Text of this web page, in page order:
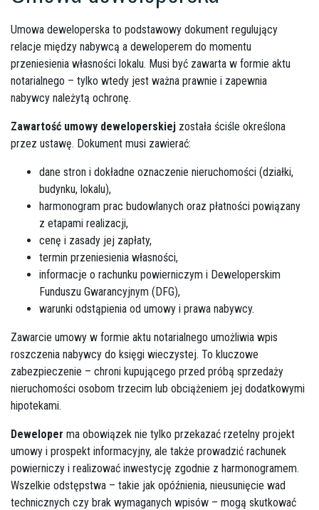
Umowa deweloperska to podstawowy dokument regulujący
relacje między nabywcą a deweloperem do momentu
przeniesienia własności lokalu. Musi być zawarta w formie aktu
notarialnego – tylko wtedy jest ważna prawnie i zapewnia
nabywcy należytą ochronę.
Zawartość umowy deweloperskiej została ściśle określona
przez ustawę. Dokument musi zawierać:
dane stron i dokładne oznaczenie nieruchomości (działki,
budynku, lokalu),
harmonogram prac budowlanych oraz płatności powiązany
z etapami realizacji,
cenę i zasady jej zapłaty,
termin przeniesienia własności,
informacje o rachunku powierniczym i Deweloperskim
Funduszu Gwarancyjnym (DFG),
warunki odstąpienia od umowy i prawa nabywcy.
Zawarcie umowy w formie aktu notarialnego umożliwia wpis
roszczenia nabywcy do księgi wieczystej. To kluczowe
zabezpieczenie – chroni kupującego przed próbą sprzedaży
nieruchomości osobom trzecim lub obciążeniem jej dodatkowymi
hipotekami.
Deweloper ma obowiązek nie tylko przekazać rzetelny projekt
umowy i prospekt informacyjny, ale także prowadzić rachunek
powierniczy i realizować inwestycję zgodnie z harmonogramem.
Wszelkie odstępstwa – takie jak opóźnienia, nieusunięcie wad
technicznych czy brak wymaganych wpisów – mogą skutkować